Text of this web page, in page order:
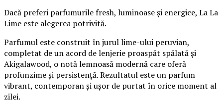
Dacă preferi parfumurile fresh, luminoase și energice, La La
Lime este alegerea potrivită.
Parfumul este construit în jurul lime-ului peruvian,
completat de un acord de lenjerie proaspăt spălată și
Akigalawood, o notă lemnoasă modernă care oferă
profunzime și persistență. Rezultatul este un parfum
vibrant, contemporan și ușor de purtat în orice moment al
zilei.